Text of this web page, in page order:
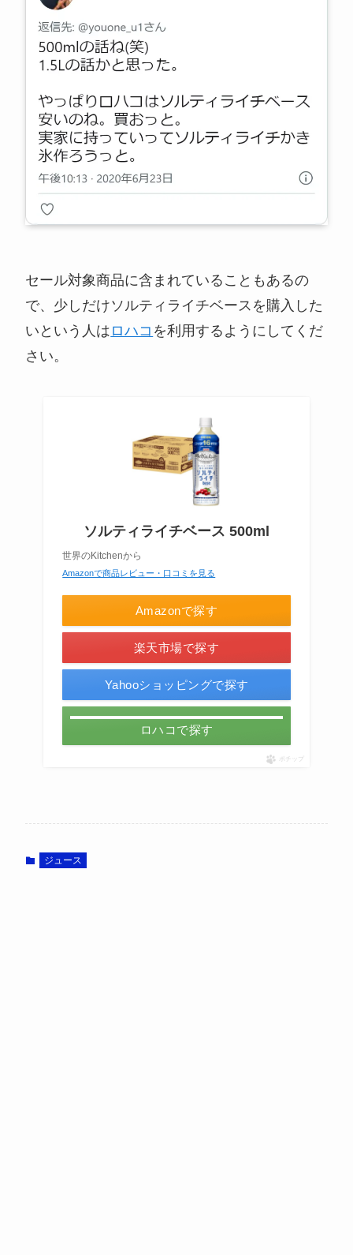
セール対象商品に含まれていることもあるの
で、少しだけソルティライチベースを購入した
いという人は ロハコ を利用するようにしてくだ
さい。
ソルティライチベース 500ml
世界のKitchenから
Amazonで商品レビュー・口コミを見る
Amazonで探す
楽天市場で探す
Yahooショッピングで探す
ロハコで探す
ポチップ
ジュース